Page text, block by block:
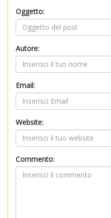
Oggetto:
Autore:
Email:
Website:
Commento: